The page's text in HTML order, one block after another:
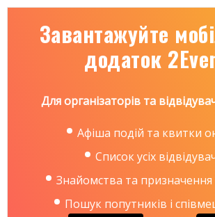
Завантажуйте
додаток
Для організаторів та
Афіша подій та квитки
Список усіх
Знайомства та призначення
Пошук попутників і